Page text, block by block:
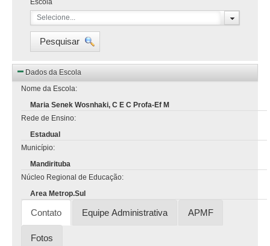
Selecione...
Pesquisar
Dados da Escola
Nome da Escola:
Maria Senek Wosnhaki, C E C Profa-Ef M
Rede de Ensino:
Estadual
Município:
Mandirituba
Núcleo Regional de Educação:
Area Metrop.Sul
Contato Equipe Administrativa APMF
Fotos